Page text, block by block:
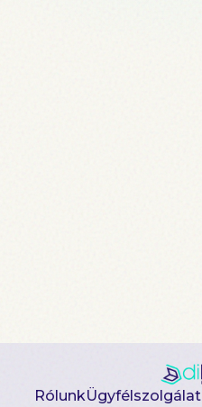
RólunkÜgyfélszolgálat